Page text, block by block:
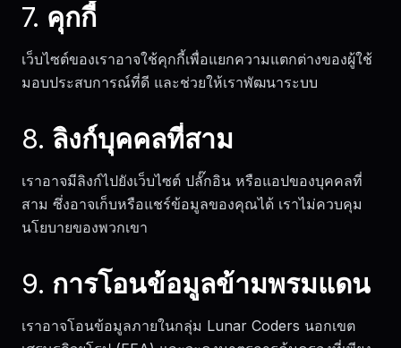
7. คุกกี้
เว็บไซต์ของเราอาจใช้คุกกี้เพื่อแยกความแตกต่างของผู้ใช้
มอบประสบการณ์ที่ดี และช่วยให้เราพัฒนาระบบ
8. ลิงก์บุคคลที่สาม
เราอาจมีลิงก์ไปยังเว็บไซต์ ปลั๊กอิน หรือแอปของบุคคลที่
สาม ซึ่งอาจเก็บหรือแชร์ข้อมูลของคุณได้ เราไม่ควบคุม
นโยบายของพวกเขา
9. การโอนข้อมูลข้ามพรมแดน
เราอาจโอนข้อมูลภายในกลุ่ม Lunar Coders นอกเขต